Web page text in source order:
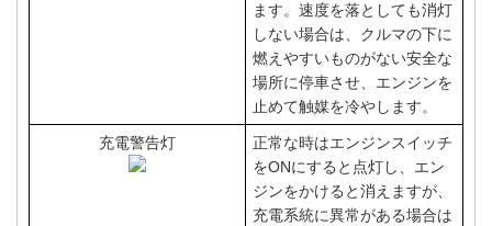
ます。速度を落としても消灯
しない場合は、クルマの下に
燃えやすいものがない安全な
場所に停車させ、エンジンを
止めて触媒を冷やします。
充電警告灯
正常な時はエンジンスイッチ
をONにすると点灯し、エン
ジンをかけると消えますが、
充電系統に異常がある場合は